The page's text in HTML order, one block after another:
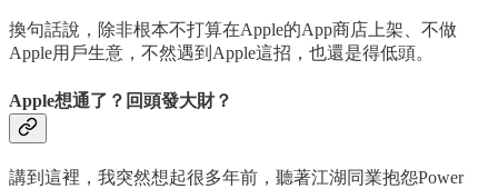
換句話說，除非根本不打算在Apple的App商店上架、不做
Apple用戶生意，不然遇到Apple這招，也還是得低頭。
Apple想通了？回頭發大財？
講到這裡，我突然想起很多年前，聽著江湖同業抱怨Power